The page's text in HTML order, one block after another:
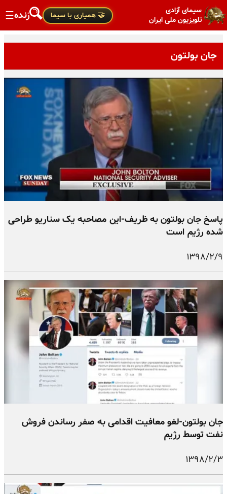
سیمای آزادی
تلویزیون ملی ایران
🤝 همیاری با سیما زنده☰
جان بولتون
پاسخ جان بولتون به ظریف-این مصاحبه یک سناریو طراحی
شده رژیم است
۱۳۹۸/۲/۹
جان بولتون-لغو معافیت اقدامی به صفر رساندن فروش
نفت توسط رژیم
۱۳۹۸/۲/۳